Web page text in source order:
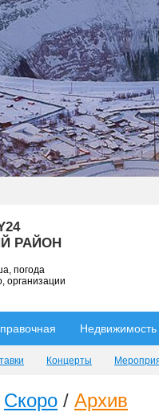
РАЙОН
погода
организации
Недвижимость
Концерты
Скоро / Архив